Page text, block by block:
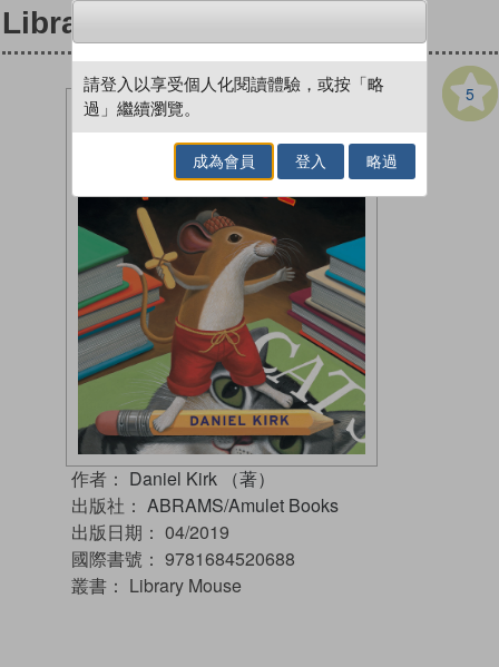
Library Mouse (Book #1)
5
作者： Daniel Kirk （著）
出版社： ABRAMS/Amulet Books
出版日期： 04/2019
國際書號： 9781684520688
叢書： Library Mouse
請登入以享受個人化閱讀體驗，或按「略
過」繼續瀏覽。
成為會員 登入 略過